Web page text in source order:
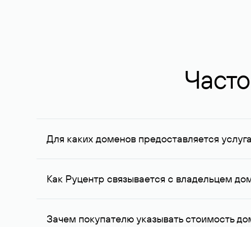
Для каких доменов предоставляется
Услуга доступна для доменов, зарегистрированных
Как Руцентр связывается с владельцем
Для связи с владельцем домена используются его
Зачем покупателю указывать стоимость